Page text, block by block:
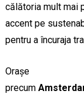
călătoria mult mai
accent pe
pentru a încuraja
Orașe
precum